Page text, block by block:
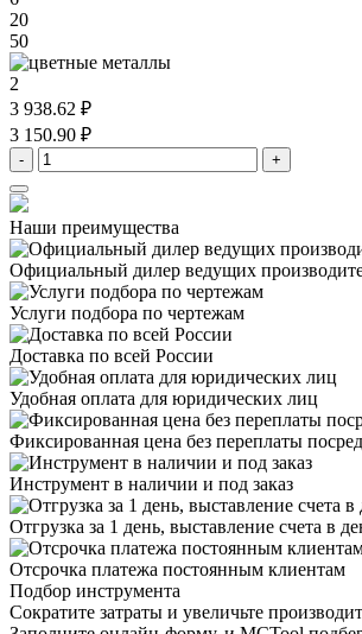
20
50
2
3 938.62 ₽
3 150.90 ₽
- +
Наши преимущества
Официальный дилер ведущих
Услуги подбора по чертежам
Доставка по всей России
Удобная оплата для юридических лиц
Фиксированная цена без переплаты
Инструмент в наличии и под заказ
Отгрузка за 1 день, выставление счета в
Отсрочка платежа постоянным клиентам
Подбор инструмента
Сократите затраты и увеличьте